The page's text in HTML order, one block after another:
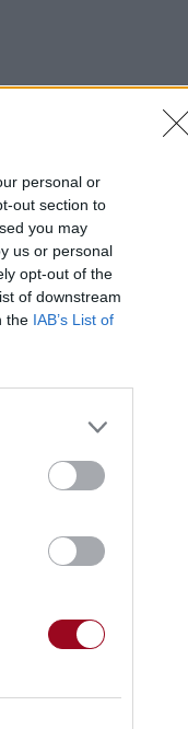
personal or
out section to
you may
us or personal
opt-out of the
of downstream
the IAB’s List of